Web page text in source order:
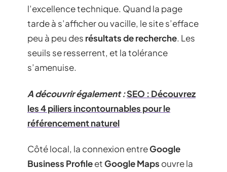
l’excellence technique. Quand la page
tarde à s’afficher ou vacille, le site s’efface
peu à peu des résultats de recherche. Les
seuils se resserrent, et la tolérance
s’amenuise.
A découvrir également :SEO : Découvrez
les 4 piliers incontournables pour le
référencement naturel
Côté local, la connexion entreGoogle
Business ProfileetGoogle Maps ouvre la